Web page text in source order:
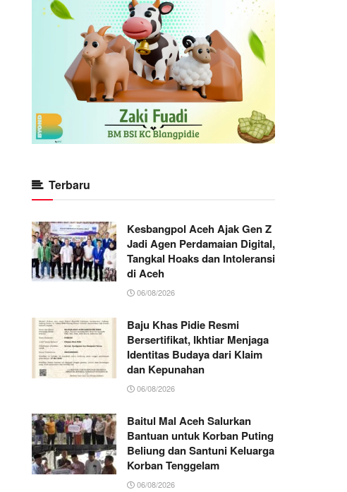
Terbaru
Kesbangpol Aceh Ajak Gen Z
Jadi Agen Perdamaian Digital,
Tangkal Hoaks dan Intoleransi
di Aceh
06/08/2026
Baju Khas Pidie Resmi
Bersertifikat, Ikhtiar Menjaga
Identitas Budaya dari Klaim
dan Kepunahan
06/08/2026
Baitul Mal Aceh Salurkan
Bantuan untuk Korban Puting
Beliung dan Santuni Keluarga
Korban Tenggelam
06/08/2026